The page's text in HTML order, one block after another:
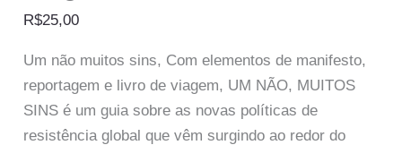
R$25,00
Um não muitos sins, Com elementos de manifesto,
reportagem e livro de viagem, UM NÃO, MUITOS
SINS é um guia sobre as novas políticas de
resistência global que vêm surgindo ao redor do